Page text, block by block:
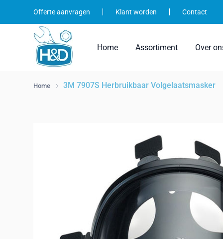
Offerte aanvragen Klant worden Contact
Home Assortiment Over
Home 3M 7907S Herbruikbaar Volgelaatsmasker